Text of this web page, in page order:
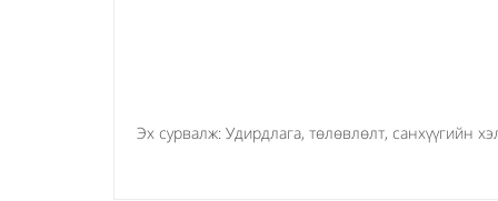
Эх сурвалж: Удирдлага, төлөвлөлт, санхүүгийн